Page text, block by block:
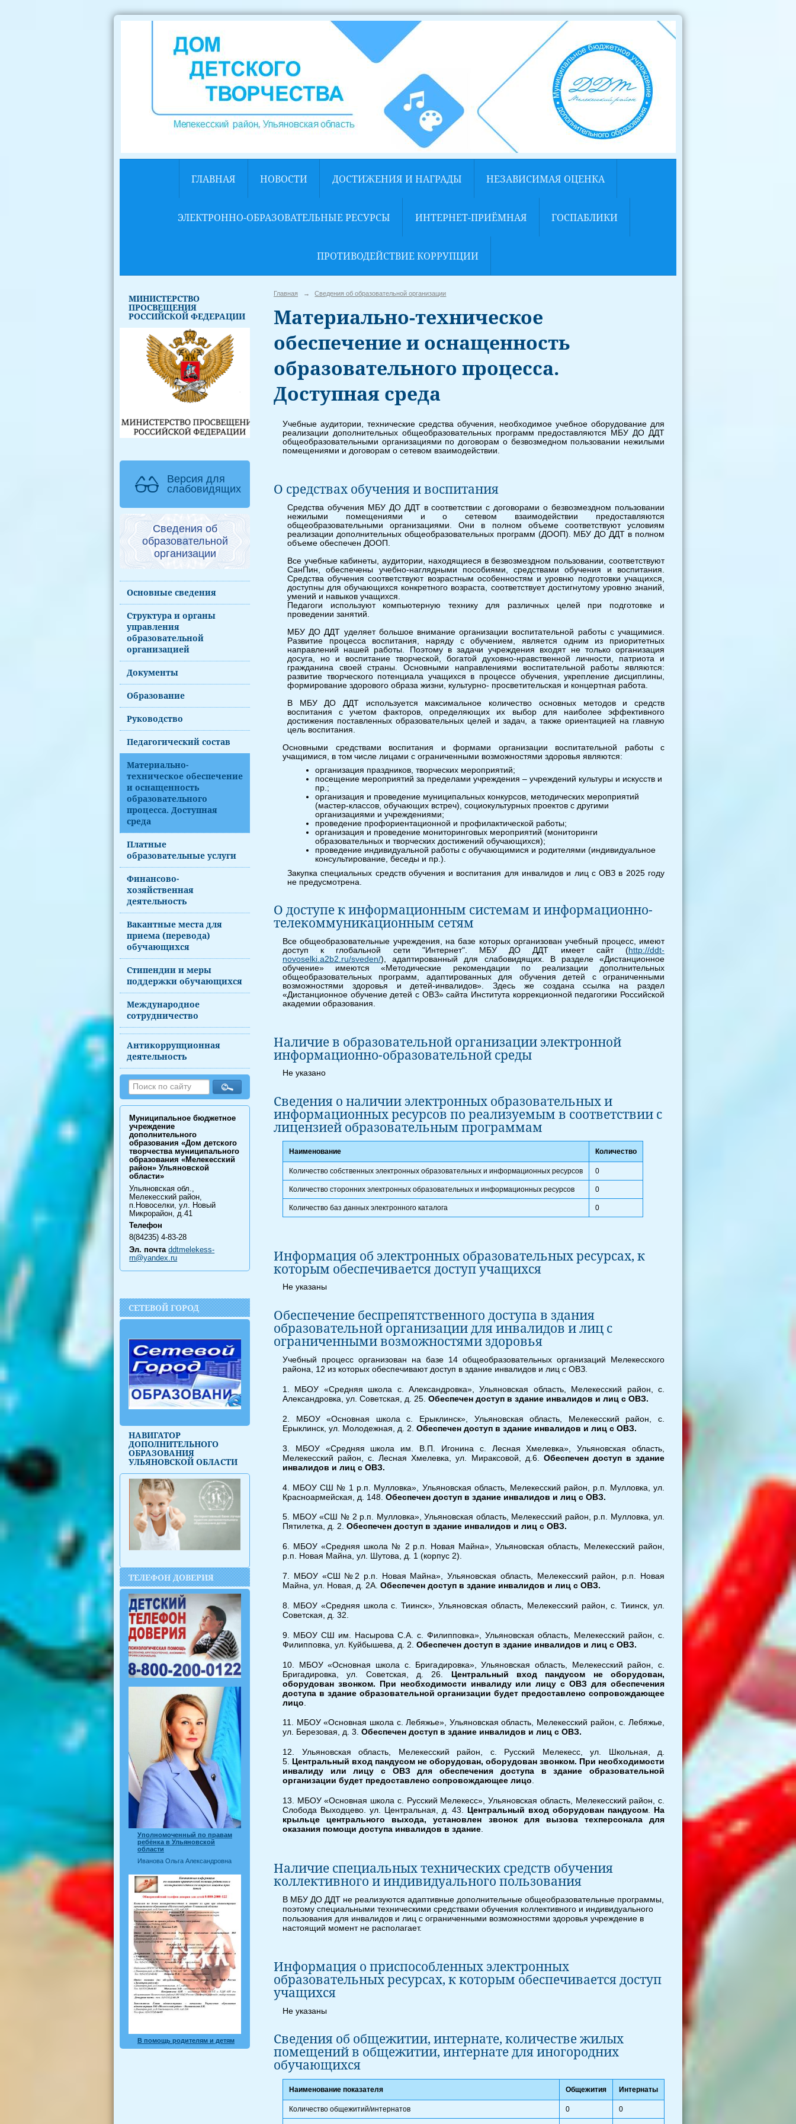
ГЛАВНАЯ НОВОСТИ ДОСТИЖЕНИЯ И НАГРАДЫ НЕЗАВИСИМАЯ ОЦЕНКА
ЭЛЕКТРОННО-ОБРАЗОВАТЕЛЬНЫЕ РЕСУРСЫ ИНТЕРНЕТ-ПРИЁМНАЯ ГОСПАБЛИКИ
ПРОТИВОДЕЙСТВИЕ КОРРУПЦИИ
МИНИСТЕРСТВО
ПРОСВЕЩЕНИЯ
РОССИЙСКОЙ ФЕДЕРАЦИИ
Версия для
слабовидящих
Сведения об
образовательной
организации
Основные сведения
Структура и органы
управления
образовательной
организацией
Документы
Образование
Руководство
Педагогический состав
Материально-
техническое обеспечение
и оснащенность
образовательного
процесса. Доступная
среда
Платные
образовательные услуги
Финансово-
хозяйственная
деятельность
Вакантные места для
приема (перевода)
обучающихся
Стипендии и меры
поддержки обучающихся
Международное
сотрудничество
Антикоррупционная
деятельность
Муниципальное бюджетное
учреждение
дополнительного
образования «Дом детского
творчества муниципального
образования «Мелекесский
район» Ульяновской
области»
Ульяновская обл.,
Мелекесский район,
п.Новоселки, ул. Новый
Микрорайон, д.41
Телефон
8(84235) 4-83-28
Эл. почта ddtmelekess-
rn@yandex.ru
СЕТЕВОЙ ГОРОД
НАВИГАТОР
ДОПОЛНИТЕЛЬНОГО
ОБРАЗОВАНИЯ
УЛЬЯНОВСКОЙ ОБЛАСТИ
ТЕЛЕФОН ДОВЕРИЯ
Уполномоченный по правам
ребёнка в Ульяновской
области
Иванова Ольга Александровна
В помощь родителям и детям
Главная → Сведения об образовательной организации
Материально-техническое
обеспечение и оснащенность
образовательного процесса.
Доступная среда
Учебные аудитории, технические средства обучения, необходимое учебное оборудование для
реализации дополнительных общеобразовательных программ предоставляются МБУ ДО ДДТ
общеобразовательными организациями по договорам о безвозмедном пользовании нежилыми
помещениями и договорам о сетевом взаимодействии.
О средствах обучения и воспитания
Средства обучения МБУ ДО ДДТ в соответствии с договорами о безвозмездном пользовании
нежилыми помещениями и о сетевом взаимодействии предоставляются
общеобразовательными организациями. Они в полном объеме соответствуют условиям
реализации дополнительных общеобразовательных программ (ДООП). МБУ ДО ДДТ в полном
объеме обеспечен ДООП.
Все учебные кабинеты, аудитории, находящиеся в безвозмездном пользовании, соответствуют
СанПин, обеспечены учебно-наглядными пособиями, средствами обучения и воспитания.
Средства обучения соответствуют возрастным особенностям и уровню подготовки учащихся,
доступны для обучающихся конкретного возраста, соответствует достигнутому уровню знаний,
умений и навыков учащихся.
Педагоги используют компьютерную технику для различных целей при подготовке и
проведении занятий.
МБУ ДО ДДТ уделяет большое внимание организации воспитательной работы с учащимися.
Развитие процесса воспитания, наряду с обучением, является одним из приоритетных
направлений нашей работы. Поэтому в задачи учреждения входят не только организация
досуга, но и воспитание творческой, богатой духовно-нравственной личности, патриота и
гражданина своей страны. Основными направлениями воспитательной работы являются:
развитие творческого потенциала учащихся в процессе обучения, укрепление дисциплины,
формирование здорового образа жизни, культурно- просветительская и концертная работа.
В МБУ ДО ДДТ используется максимальное количество основных методов и средств
воспитания с учетом факторов, определяющих их выбор для наиболее эффективного
достижения поставленных образовательных целей и задач, а также ориентацией на главную
цель воспитания.
Основными средствами воспитания и формами организации воспитательной работы с
учащимися, в томчисле лицами с ограниченными возможностями здоровья являются:
организация праздников, творческих мероприятий;
посещение мероприятий за пределами учреждения – учреждений культуры и искусств и
пр.;
организация и проведение муниципальных конкурсов, методических мероприятий
(мастер-классов, обучающих встреч), социокультурных проектов с другими
организациями и учреждениями;
проведение профориентационной и профилактической работы;
организация и проведение мониторинговых мероприятий (мониторинги
образовательных и творческих достижений обучающихся);
проведение индивидуальной работы с обучающимися и родителями (индивидуальное
консультирование, беседы и пр.).
Закупка специальных средств обучения и воспитания для инвалидов и лиц с ОВЗ в 2025 году
не предусмотрена.
О доступе к информационным системам и информационно-
телекоммуникационным сетям
Все общеобразовательные учреждения, на базе которых организован учебный процесс, имеют
доступ к глобальной сети "Интернет". МБУ ДО ДДТ имеет сайт (http://ddt-
novoselki.a2b2.ru/sveden/), адаптированный для слабовидящих. В разделе «Дистанционное
обучение» имеются «Методические рекомендации по реализации дополнительных
общеобразовательных программ, адаптированных для обучения детей с ограниченными
возможностями здоровья и детей-инвалидов». Здесь же создана ссылка на раздел
«Дистанционное обучение детей с ОВЗ» сайта Института коррекционной педагогики Российской
академии образования.
Наличие в образовательной организации электронной
информационно-образовательной среды
Не указано
Сведения о наличии электронных образовательных и
информационных ресурсов по реализуемым в соответствии с
лицензией образовательным программам
Наименование Количество
Количество собственных электронных образовательных и информационных ресурсов 0
Количество сторонних электронных образовательных и информационных ресурсов 0
Количество баз данных электронного каталога 0
Информация об электронных образовательных ресурсах, к
которым обеспечивается доступ учащихся
Не указаны
Обеспечение беспрепятственного доступа в здания
образовательной организации для инвалидов и лиц с
ограниченными возможностями здоровья
Учебный процесс организован на базе 14 общеобразовательных организаций Мелекесского
района, 12 из которых обеспечивают доступ в здание инвалидов и лиц с ОВЗ.
1. МБОУ «Средняя школа с. Александровка», Ульяновская область, Мелекесский район, с.
Александровка, ул. Советская, д. 25. Обеспечен доступ в здание инвалидов и лиц с ОВЗ.
2. МБОУ «Основная школа с. Ерыклинск», Ульяновская область, Мелекесский район, с.
Ерыклинск, ул. Молодежная, д. 2. Обеспечен доступ в здание инвалидов и лиц с ОВЗ.
3. МБОУ «Средняя школа им. В.П. Игонина с. Лесная Хмелевка», Ульяновская область,
Мелекесский район, с. Лесная Хмелевка, ул. Мираксовой, д.6. Обеспечен доступ в здание
инвалидов и лиц с ОВЗ.
4. МБОУ СШ № 1 р.п. Мулловка», Ульяновская область, Мелекесский район, р.п. Мулловка, ул.
Красноармейская, д. 148. Обеспечен доступ в здание инвалидов и лиц с ОВЗ.
5. МБОУ «СШ № 2 р.п. Мулловка», Ульяновская область, Мелекесский район, р.п. Мулловка, ул.
Пятилетка, д. 2. Обеспечен доступ в здание инвалидов и лиц с ОВЗ.
6. МБОУ «Средняя школа № 2 р.п. Новая Майна», Ульяновская область, Мелекесский район,
р.п. Новая Майна, ул. Шутова, д. 1 (корпус 2).
7. МБОУ «СШ №2 р.п. Новая Майна», Ульяновская область, Мелекесский район, р.п. Новая
Майна, ул. Новая, д. 2А. Обеспечен доступ в здание инвалидов и лиц с ОВЗ.
8. МБОУ «Средняя школа с. Тиинск», Ульяновская область, Мелекесский район, с. Тиинск, ул.
Советская, д. 32.
9. МБОУ СШ им. Насырова С.А. с. Филипповка», Ульяновская область, Мелекесский район, с.
Филипповка, ул. Куйбышева, д. 2. Обеспечен доступ в здание инвалидов и лиц с ОВЗ.
10. МБОУ «Основная школа с. Бригадировка», Ульяновская область, Мелекесский район, с.
Бригадировка, ул. Советская, д. 26. Центральный вход пандусом не оборудован,
оборудован звонком. При необходимости инвалиду или лицу с ОВЗ для обеспечения
доступа в здание образовательной организации будет предоставлено сопровождающее
лицо
11. МБОУ «Основная школа с. Лебяжье», Ульяновская область, Мелекесский район, с. Лебяжье,
ул. Березовая, д. 3. Обеспечен доступ в здание инвалидов и лиц с ОВЗ.
12. Ульяновская область, Мелекесский район, с. Русский Мелекесс, ул. Школьная, д.
5. Центральный вход пандусом не оборудован, оборудован звонком. При необходимости
инвалиду или лицу с ОВЗ для обеспечения доступа в здание образовательной
организации будет предоставлено сопровождающее лицо.
13. МБОУ «Основная школа с. Русский Мелекесс», Ульяновская область, Мелекесский район, с.
Слобода Выходцево. ул. Центральная, д. 43. Центральный вход оборудован пандусом
На
крыльце центрального выхода, установлен звонок для вызова техперсонала для
оказания помощи доступа инвалидов в здание
Наличие специальных технических средств обучения
коллективного и индивидуального пользования
В МБУ ДО ДДТ не реализуются адаптивные дополнительные общеобразовательные программы,
поэтому специальными техническими средствами обучения коллективного и индивидуального
пользования для инвалидов и лиц с ограниченными возможностями здоровья учреждение в
настоящий момент не располагает.
Информация о приспособленных электронных
образовательных ресурсах, к которым обеспечивается доступ
учащихся
Не указаны
Сведения об общежитии, интернате, количестве жилых
помещений в общежитии, интернате для иногородних
обучающихся
Наименование показателя Общежития Интернаты
Количество общежитий/интернатов 0 0